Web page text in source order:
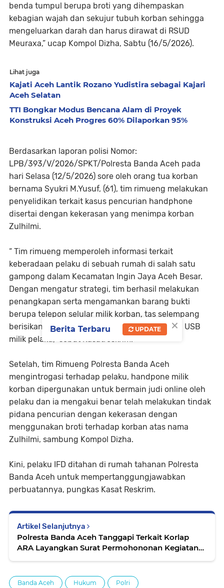
benda tumpul berupa broti yang dihempaskan
kebagian wajah dan sekujur tubuh korban sehingga
mengeluarkan darah dan harus dirawat di RSUD
Meuraxa,” ucap Kompol Dizha, Sabtu (16/5/2026).
Lihat juga
Kajati Aceh Lantik Rozano Yudistira sebagai Kajari
Aceh Selatan
TTI Bongkar Modus Bencana Alam di Proyek
Konstruksi Aceh Progres 60% Dilaporkan 95%
Berdasarkan laporan polisi Nomor:
LPB/393/V/2026/SPKT/Polresta Banda Aceh pada
hari Selasa (12/5/2026) sore oleh orang tua korban
bernama Syukri M.Yusuf, (61), tim rimueng melakukan
penyelidikan terkait kasus pencurian handphone
disertai dengan kekerasan yang menimpa korban
Zulhilmi.
“ Tim rimueng memperoleh informasi terkait
keberadaan pelaku di sebuah rumah di salah satu
gampong dalam Kecamatan Ingin Jaya Aceh Besar.
Dengan mengatur strategi, tim berhasil melakukan
penangkapan serta mengamankan barang bukti
berupa telepon selular milik korban, tas selempang
berisikan dompet, airpods, charger serta kabel USB
milik pelaku,” sebut Kasatreskrim.
Setelah, tim Rimueng Polresta Banda Aceh
mengintrogasi terhadap pelaku, handpone milik
korban dipergunakan untuk bermain judi online oleh
pelaku dan ia mengakui benar telah melakukan tindak
pidana pencurian dengan kekerasan dengan
menggunakan broti terhadap korban atas nama
Zulhilmi, sambung Kompol Dizha.
Kini, pelaku IFD ditahan di rumah tahanan Polresta
Banda Aceh untuk mempertanggungjawabkan
perbuatannya, pungkas Kasat Reskrim.
Artikel Selanjutnya
Polresta Banda Aceh Tanggapi Terkait Korlap
ARA Layangkan Surat Permohononan Kegiatan
Banda Aceh Hukum Polri
×
Berita Terbaru UPDATE